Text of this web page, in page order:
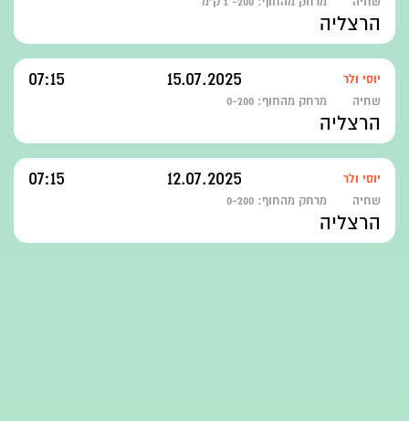
הרצליה
יוסי ולר 15.07.2025
07:15
שחיה מרחק מהחוף: 0-200
הרצליה
יוסי ולר 12.07.2025
07:15
שחיה מרחק מהחוף: 0-200
הרצליה